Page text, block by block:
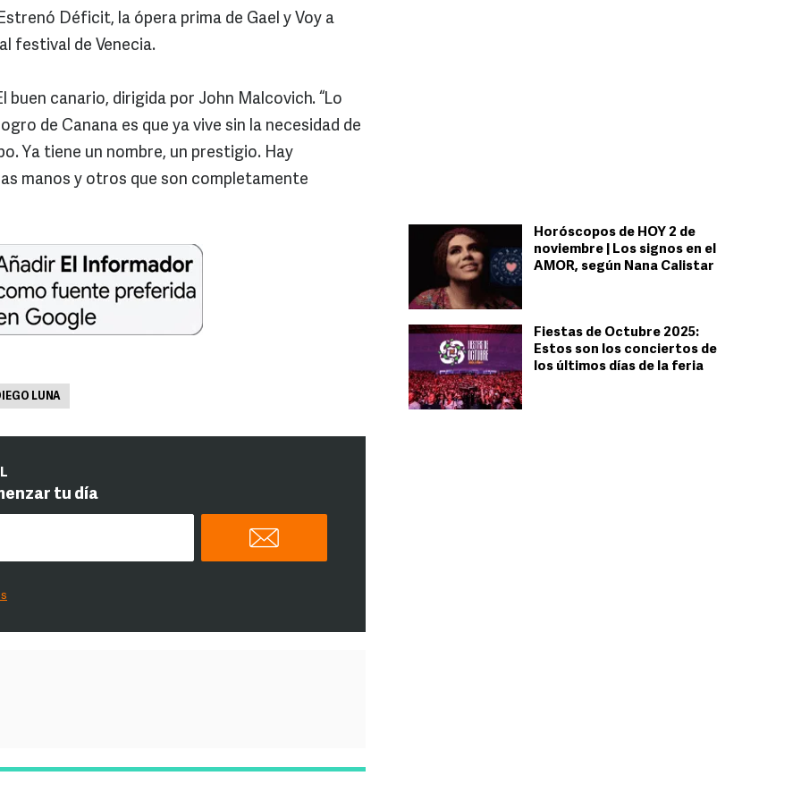
Horóscopos de HOY 2 de
noviembre | Los signos en el
AMOR, según Nana Calistar
Fiestas de Octubre 2025:
Estos son los conciertos de
los últimos días de la feria
Déficit, la ópera prima de Gael y Voy a
festival de Venecia.
canario, dirigida por John Malcovich. “Lo
de Canana es que ya vive sin la necesidad de
Ya tiene un nombre, un prestigio. Hay
manos y otros que son completamente
LUNA
tu día